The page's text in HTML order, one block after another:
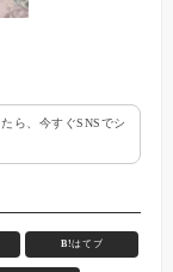
ら、今すぐSNSでシ
B!はてブ